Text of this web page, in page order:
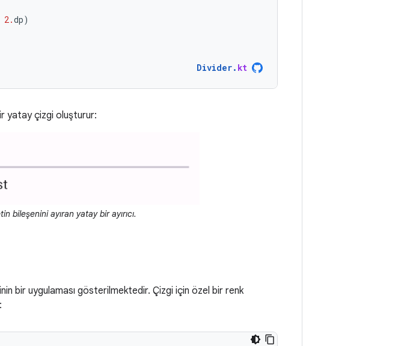
2.dp)
Divider. kt
yatay çizgi oluşturur:
bileşenini ayıran yatay bir ayırıcı.
bir uygulaması gösterilmektedir. Çizgi için özel bir renk